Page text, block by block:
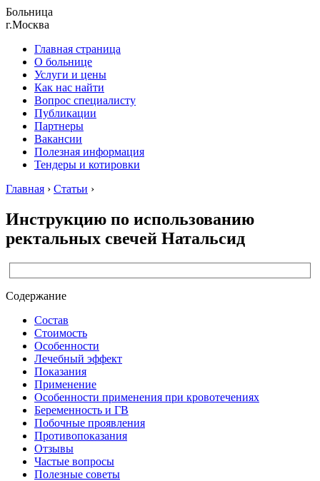
Больница
г.Москва
Главная страница
О больнице
Услуги и цены
Как нас найти
Вопрос специалисту
Публикации
Партнеры
Вакансии
Полезная информация
Тендеры и котировки
Главная › Статьи ›
Инструкцию по использованию
ректальных свечей Натальсид
Содержание
Состав
Стоимость
Особенности
Лечебный эффект
Показания
Применение
Особенности применения при кровотечениях
Беременность и ГВ
Побочные проявления
Противопоказания
Отзывы
Частые вопросы
Полезные советы